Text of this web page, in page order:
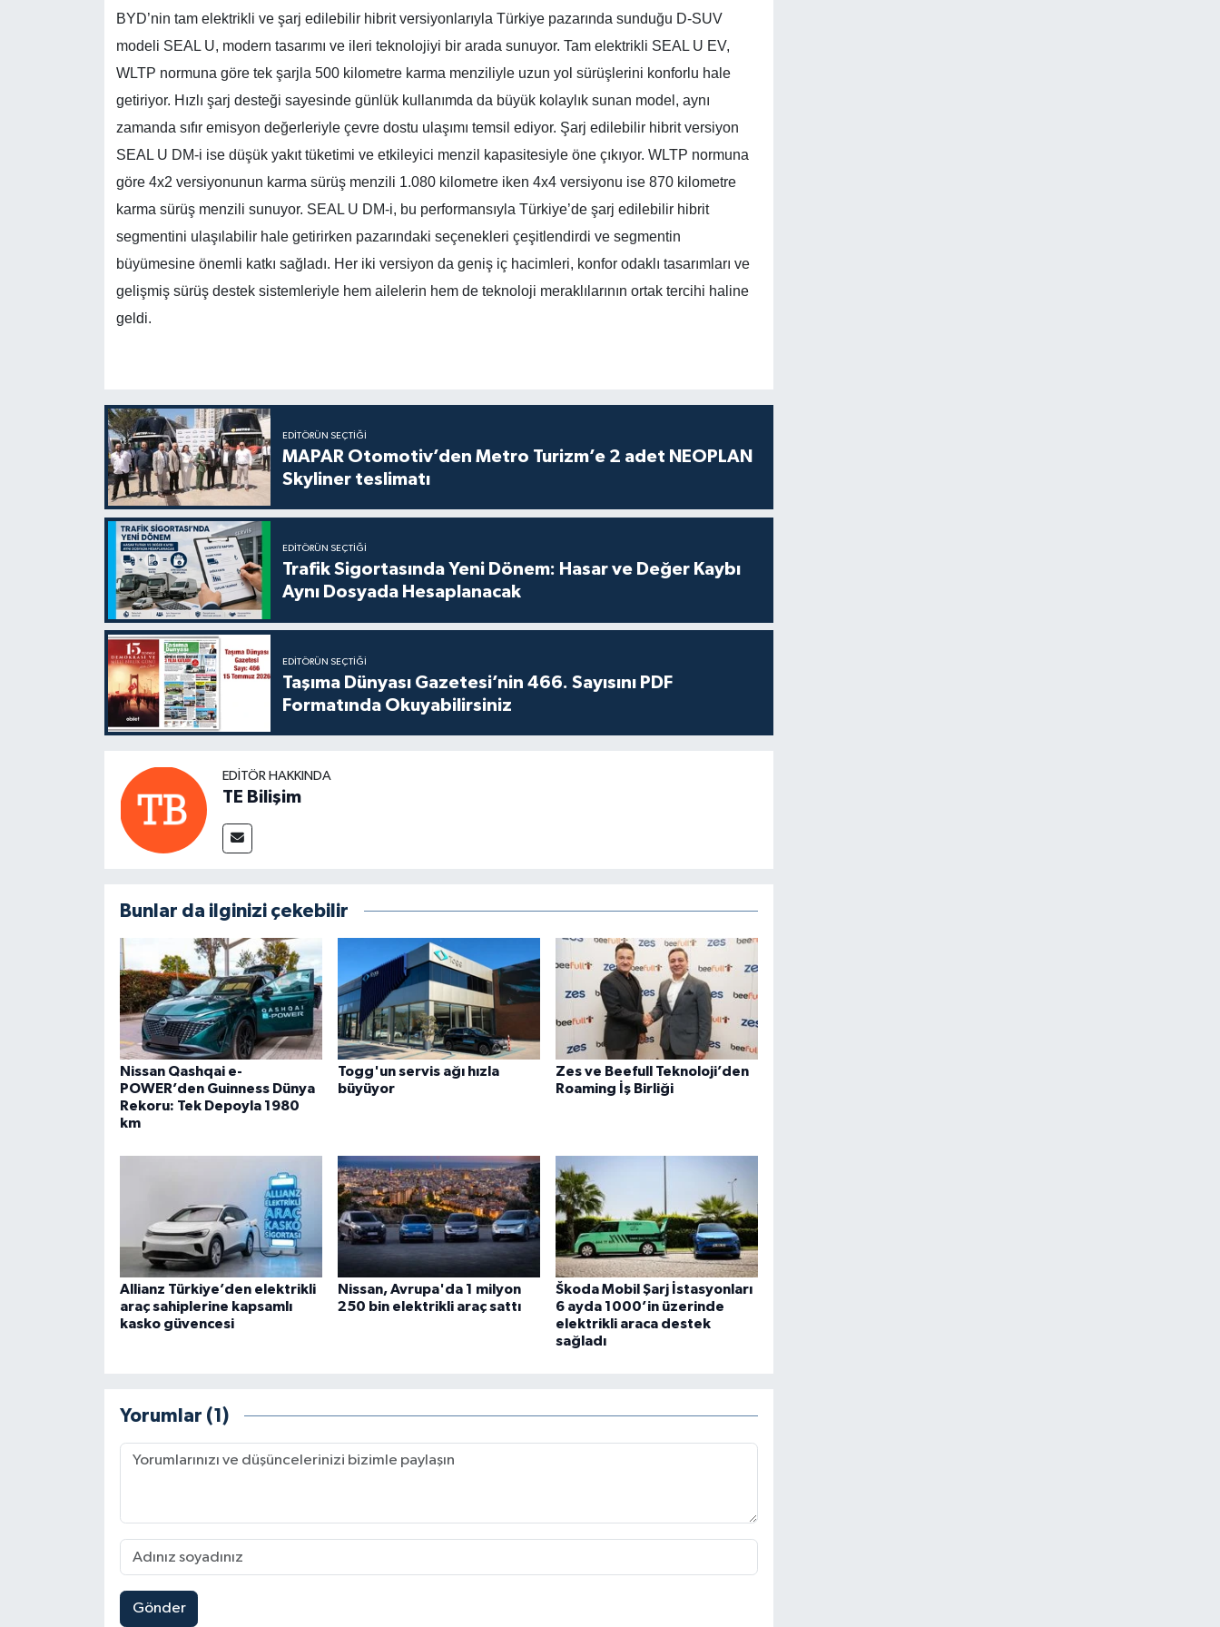
BYD’nin tam elektrikli ve şarj edilebilir hibrit versiyonlarıyla Türkiye pazarında sunduğu D-SUV
modeli SEAL U, modern tasarımı ve ileri teknolojiyi bir arada sunuyor. Tam elektrikli SEAL U EV,
WLTP normuna göre tek şarjla 500 kilometre karma menziliyle uzun yol sürüşlerini konforlu hale
getiriyor. Hızlı şarj desteği sayesinde günlük kullanımda da büyük kolaylık sunan model, aynı
zamanda sıfır emisyon değerleriyle çevre dostu ulaşımı temsil ediyor. Şarj edilebilir hibrit versiyon
SEAL U DM-i ise düşük yakıt tüketimi ve etkileyici menzil kapasitesiyle öne çıkıyor. WLTP normuna
göre 4x2 versiyonunun karma sürüş menzili 1.080 kilometre iken 4x4 versiyonu ise 870 kilometre
karma sürüş menzili sunuyor. SEAL U DM-i, bu performansıyla Türkiye’de şarj edilebilir hibrit
segmentini ulaşılabilir hale getirirken pazarındaki seçenekleri çeşitlendirdi ve segmentin
büyümesine önemli katkı sağladı. Her iki versiyon da geniş iç hacimleri, konfor odaklı tasarımları ve
gelişmiş sürüş destek sistemleriyle hem ailelerin hem de teknoloji meraklılarının ortak tercihi haline
geldi.
EDITÖRÜN SEÇTIĞI
MAPAR Otomotiv’den Metro Turizm’e 2 adet NEOPLAN
Skyliner teslimatı
EDITÖRÜN SEÇTIĞI
Trafik Sigortasında Yeni Dönem: Hasar ve Değer Kaybı
Aynı Dosyada Hesaplanacak
EDITÖRÜN SEÇTIĞI
Taşıma Dünyası Gazetesi’nin 466. Sayısını PDF
Formatında Okuyabilirsiniz
EDITÖR HAKKINDA
TE Bilişim
Bunlar da ilginizi çekebilir
Nissan Qashqai e-
POWER’den Guinness Dünya
Rekoru: Tek Depoyla 1980
km
Togg'un servis ağı hızla
büyüyor
Zes ve Beefull Teknoloji’den
Roaming İş Birliği
Allianz Türkiye’den elektrikli
araç sahiplerine kapsamlı
kasko güvencesi
Nissan, Avrupa'da 1 milyon
250 bin elektrikli araç sattı
Škoda Mobil Şarj İstasyonları
6 ayda 1000’in üzerinde
elektrikli araca destek
sağladı
Yorumlar (1)
Gönder